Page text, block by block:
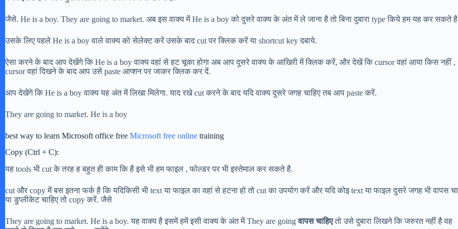
जैसे. He is a boy. They are going to market. अब इस वाक्य में He is a boy को दुसरे वाक्य के अंत में ले जाना है तो बिना दुबारा type किये हम यह कर सकते
उसके लिए पहले He is a boy वाले वाक्य को सेलेक्ट करें उसके बाद cut पर क्लिक करें या shortcut key दबाये.
ऐसा करने के बाद आप देखेंगे कि He is a boy वाक्य वहां से हट चूका होगा अब आप दुसरे वाक्य के आखिरी में क्लिक करें, और देखें कि cursor वहां आया किस नहीं ,
cursor वहां दिखने के बाद आप उसे paste आप्शन पर जाकर क्लिक कर दें.
आप देखेंगे कि He is a boy वाक्य यह अंत में लिखा मिलेगा. याद रखे cut करने के बाद यदि वाक्य दुसरे जगह चाहिए तब आप paste करें.
They are going to market. He is a boy
best way to learn Microsoft office free Microsoft free online training
Copy (Ctrl + C):
यह tools भी cut के तरह ह बहुत ही काम कि है इसे भी हम फाइल , फोल्डर पर भी इस्तेमाल कर सकते है.
cut और copy में बस इतना फर्क है कि यदिकिसी भी text या फाइल का वहां से हटना हो तो cut का उपयोग करें और यदि कोइ text या फाइल दुसरे जगह भी वापस
या डुप्लीकेट चाहिए तो copy करें. जैसे
They are going to market. He is a boy. यह वाक्य है इसमें हमें इसी वाक्य के अंत में They are goingवापस चाहिएतो उसे दुबारा लिखने कि जरुरत नहीं है वह